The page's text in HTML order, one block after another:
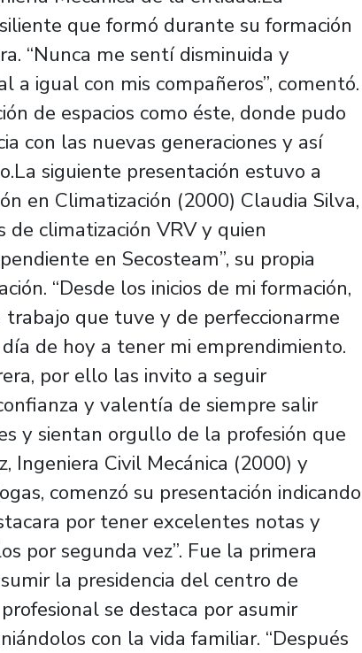
que formó durante su formación
“Nunca me sentí disminuida y
a igual con mis compañeros”, comentó.
de espacios como éste, donde pudo
con las nuevas generaciones y así
siguiente presentación estuvo a
en Climatización (2000) Claudia Silva,
de climatización VRV y quien
en Secosteam”, su propia
“Desde los inicios de mi formación,
que tuve y de perfeccionarme
de hoy a tener mi emprendimiento.
por ello las invito a seguir
y valentía de siempre salir
y sientan orgullo de la profesión que
Ingeniera Civil Mecánica (2000) y
comenzó su presentación indicando
por tener excelentes notas y
por segunda vez”. Fue la primera
la presidencia del centro de
se destaca por asumir
con la vida familiar. “Después